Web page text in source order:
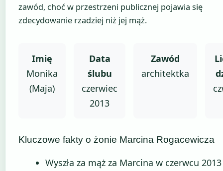
zawód, choć w przestrzeni publicznej pojawia się
zdecydowanie rzadziej niż jej mąż.
Imię
Monika
(Maja)
Data
ślubu
czerwiec
2013
Zawód
architektka
Kluczowe fakty o żonie Marcina Rogacewicza
Wyszła za mąż za Marcina w czerwcu